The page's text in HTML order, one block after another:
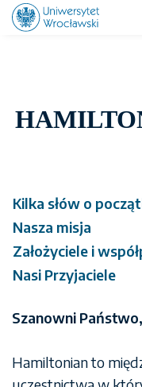
SEMINARIUM CHEMIKÓW
Kilka słów o
Nasza misja
Założyciele i
Nasi Przyjaciele
Szanowni Państwo,
Hamiltonian to